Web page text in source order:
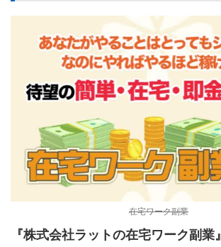
在宅ワーク副業
『株式会社ラットの在宅ワーク副業』